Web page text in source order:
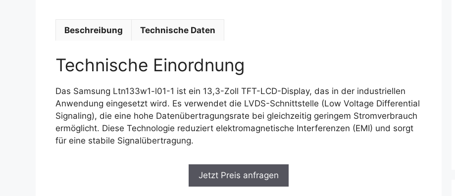
Beschreibung Technische Daten
Technische Einordnung
Das Samsung Ltn133w1-l01-1 ist ein 13,3-Zoll TFT-LCD-Display, das in der industriellen
Anwendung eingesetzt wird. Es verwendet die LVDS-Schnittstelle (Low Voltage Differential
Signaling), die eine hohe Datenübertragungsrate bei gleichzeitig geringem Stromverbrauch
ermöglicht. Diese Technologie reduziert elektromagnetische Interferenzen (EMI) und sorgt
für eine stabile Signalübertragung.
Jetzt Preis anfragen